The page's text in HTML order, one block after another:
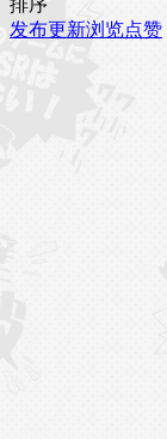
发布更新浏览点赞